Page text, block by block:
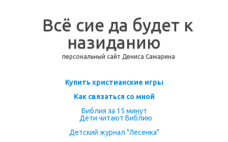
Всё сие да будет к
назиданию
персональный сайт Дениса Самарина
Перейти к содержимому
Купить христианские игры
Как связаться со мной
Библия за 15 минут
Дети читают Библию
Детский журнал "Лесенка"